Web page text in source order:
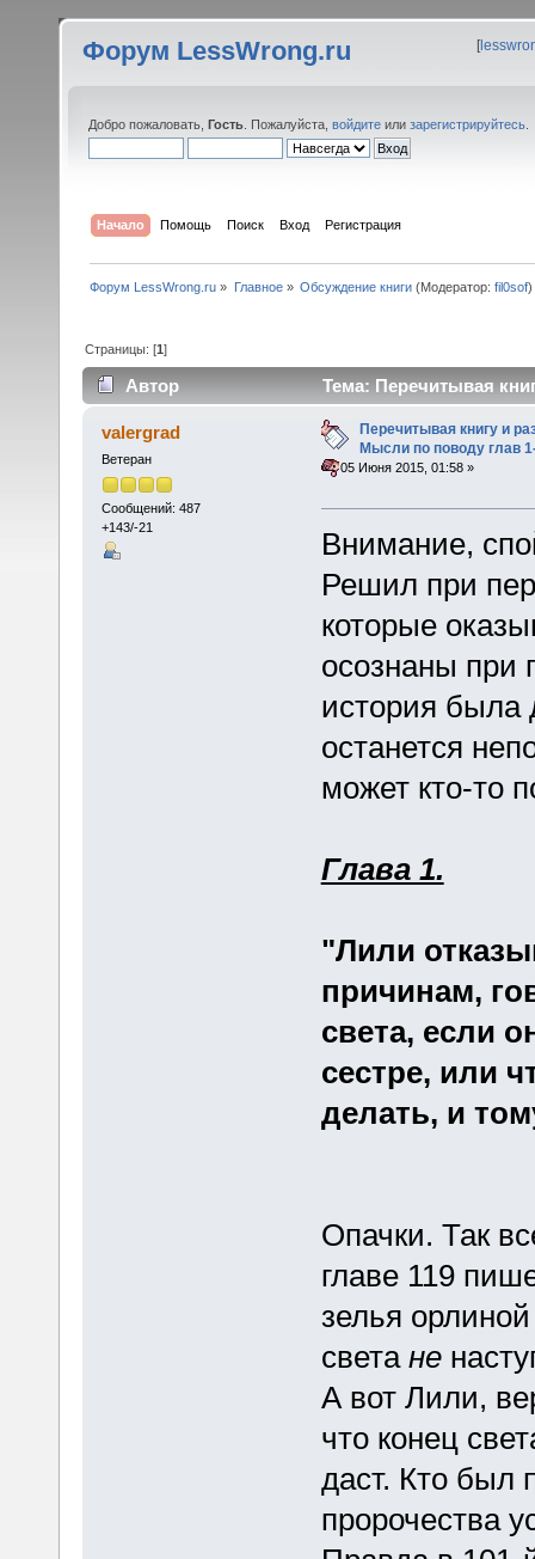
Форум LessWrong.ru [
Добро пожаловать, Гость . Пожалуйста, войдите или зарегистрируйтесь
Начало Помощь Поиск Вход Регистрация
Форум LessWrong.ru » Главное» Обсуждение книги(Модератор: fil0sof)
Страницы: [1]
Автор
Тема: Перечитывая
(Прочитано 39245 раз)
valergrad
Ветеран
Сообщений: 487
+143/-21
Перечитывая книгу и
Мысли по поводу глав
«:05 Июня 2015, 01:58 »
Внимание,
Решил при
которые
осознаны при
история была
останется
может кто-то
Глава 1.
"Лили
причинам,
света, если
сестре, или
делать, и
Опачки. Так
главе 119
зелья
света не
А вот Лили,
что конец
даст. Кто был
пророчества